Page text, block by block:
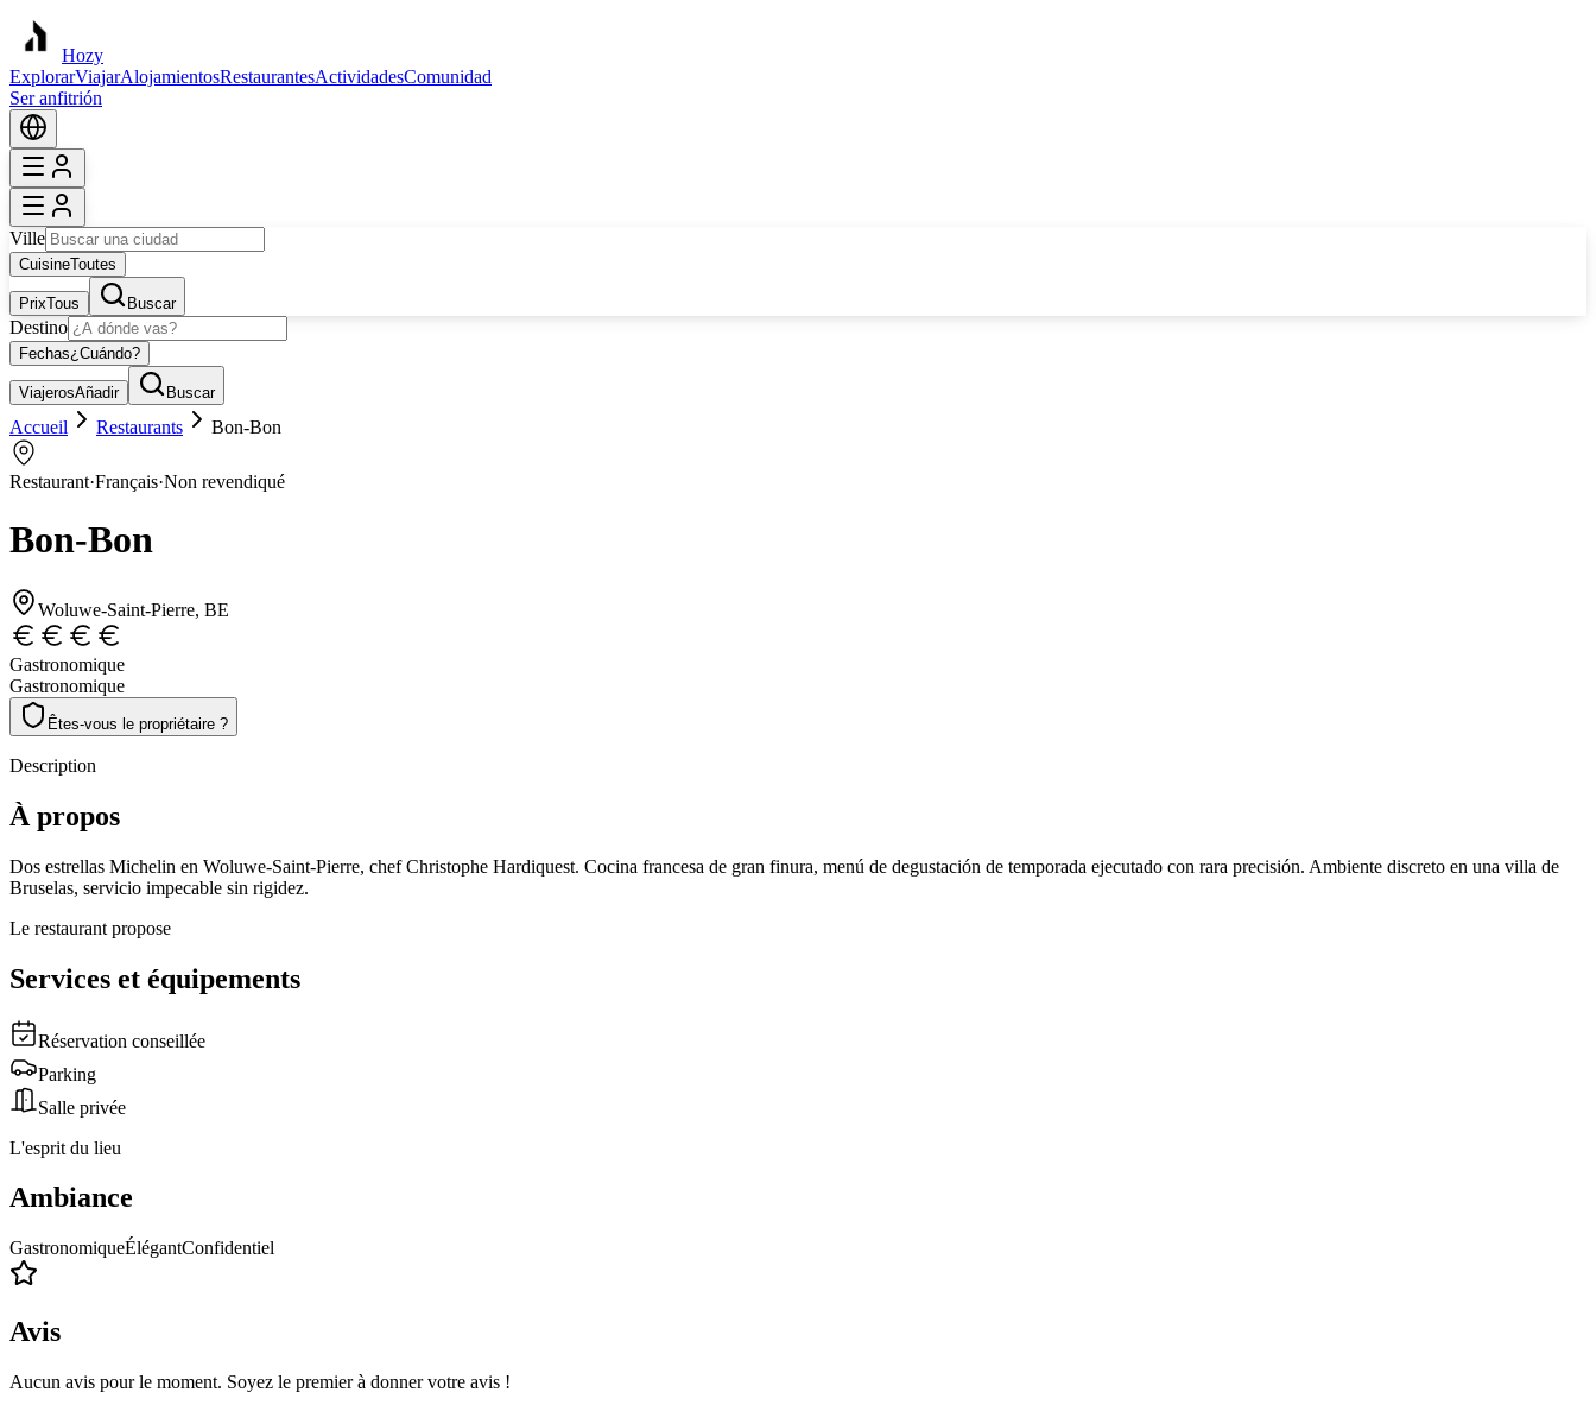
Hozy
ExplorarViajarAlojamientosRestaurantesActividadesComunidad
Ser anfitrión
Ville
CuisineToutes
PrixTous Buscar
Destino
Fechas¿Cuándo?
ViajerosAñadir Buscar
Accueil Restaurants Bon-Bon
Restaurant·Français·Non revendiqué
Bon-Bon
Woluwe-Saint-Pierre, BE
Gastronomique
Gastronomique
Êtes-vous le propriétaire ?
Description
À propos
Dos estrellas Michelin en Woluwe-Saint-Pierre, chef Christophe Hardiquest. Cocina francesa de gran finura, menú de degustación de temporada ejecutado con rara precisión. Ambiente discreto en una villa de
Bruselas, servicio impecable sin rigidez.
Le restaurant propose
Services et équipements
Réservation conseillée
Parking
Salle privée
L'esprit du lieu
Ambiance
GastronomiqueÉlégantConfidentiel
Avis
Aucun avis pour le moment. Soyez le premier à donner votre avis !